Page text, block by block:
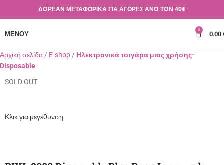
ΔΩΡΕΑΝ ΜΕΤΑΦΟΡΙΚΑ ΓΙΑ ΑΓΟΡΕΣ ΑΝΩ ΤΩΝ 40€
ΜΕΝΟΎ 0 0.00
Αρχική σελίδα E-shop
Ηλεκτρονικά τσιγάρα μιας χρήσης-
Disposable
SOLD OUT
Κλικ για μεγέθυνση